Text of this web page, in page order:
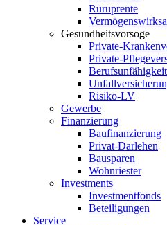
Rüruprente
Gesundheitsvorsoge
Private-
Private-
Risiko-LV
Gewerbe
Finanzierung
Baufinanzierung
Privat-Darlehen
Bausparen
Wohnriester
Investments
Investmentfonds
Beteiligungen
Service